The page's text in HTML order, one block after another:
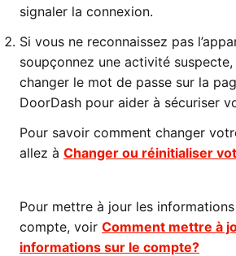
signaler la connexion.
Si vous ne reconnaissez pas
soupçonnez une activité
changer le mot de passe sur la
DoorDash pour aider à sécuriser
Pour savoir comment changer
allez à Changer ou réinitialiser
Pour mettre à jour les
compte, voir Comment mettre à
informations sur le compte?